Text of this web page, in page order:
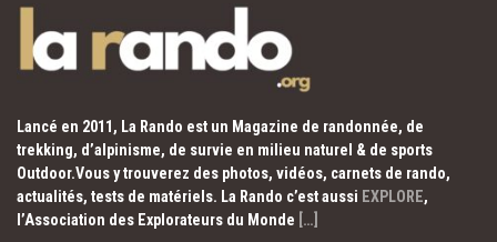
Lancé en 2011, La Rando est un Magazine de randonnée, de
trekking, d’alpinisme, de survie en milieu naturel & de sports
Outdoor.Vous y trouverez des photos, vidéos, carnets de rando,
actualités, tests de matériels. La Rando c’est aussi EXPLORE,
l’Association des Explorateurs du Monde […]